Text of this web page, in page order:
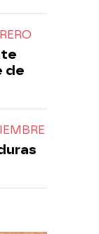
de